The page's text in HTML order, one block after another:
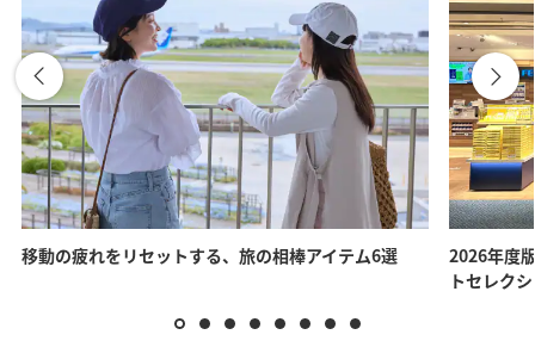
移動の疲れをリセットする、旅の相棒アイテム6選
2026年度
トセレク